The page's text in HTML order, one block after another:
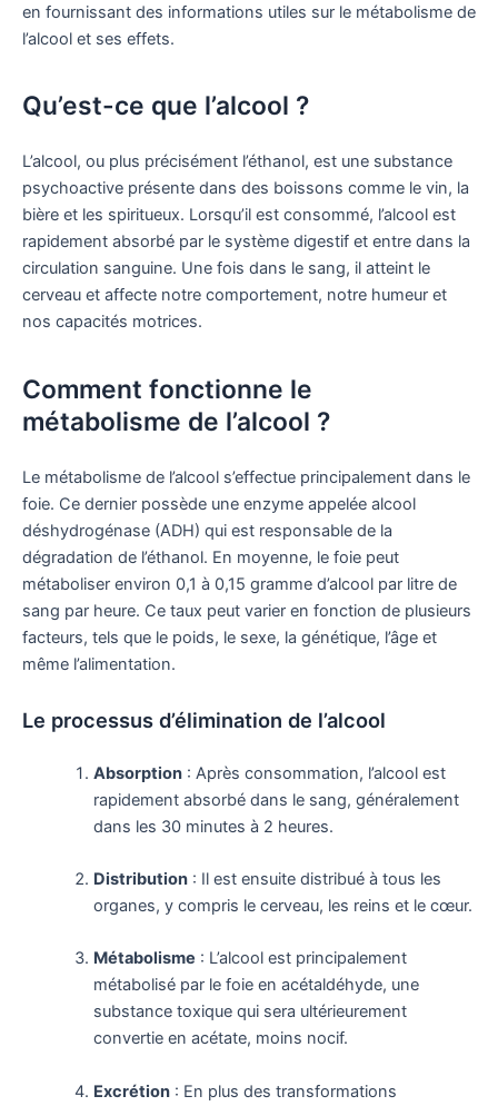
en fournissant des informations utiles sur le métabolisme de
l’alcool et ses effets.
Qu’est-ce que l’alcool ?
L’alcool, ou plus précisément l’éthanol, est une substance
psychoactive présente dans des boissons comme le vin, la
bière et les spiritueux. Lorsqu’il est consommé, l’alcool est
rapidement absorbé par le système digestif et entre dans la
circulation sanguine. Une fois dans le sang, il atteint le
cerveau et affecte notre comportement, notre humeur et
nos capacités motrices.
Comment fonctionne le
métabolisme de l’alcool ?
Le métabolisme de l’alcool s’effectue principalement dans le
foie. Ce dernier possède une enzyme appelée alcool
déshydrogénase (ADH) qui est responsable de la
dégradation de l’éthanol. En moyenne, le foie peut
métaboliser environ 0,1 à 0,15 gramme d’alcool par litre de
sang par heure. Ce taux peut varier en fonction de plusieurs
facteurs, tels que le poids, le sexe, la génétique, l’âge et
même l’alimentation.
Le processus d’élimination de l’alcool
Absorption: Après consommation, l’alcool est
rapidement absorbé dans le sang, généralement
dans les 30 minutes à 2 heures.
Distribution: Il est ensuite distribué à tous les
organes, y compris le cerveau, les reins et le cœur.
Métabolisme : L’alcool est principalement
métabolisé par le foie en acétaldéhyde, une
substance toxique qui sera ultérieurement
convertie en acétate, moins nocif.
Excrétion: En plus des transformations